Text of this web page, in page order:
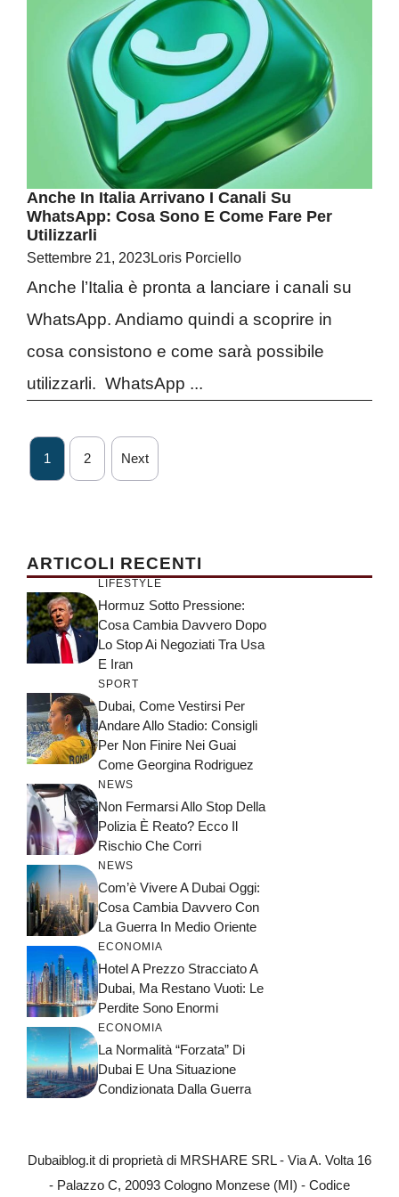
Anche In Italia Arrivano I Canali Su
WhatsApp: Cosa Sono E Come Fare Per
Utilizzarli
Settembre 21, 2023Loris Porciello
Anche l’Italia è pronta a lanciare i canali su
WhatsApp. Andiamo quindi a scoprire in
cosa consistono e come sarà possibile
utilizzarli. WhatsApp ...
1 2 Next
ARTICOLI RECENTI
LIFESTYLE
Hormuz Sotto Pressione:
Cosa Cambia Davvero Dopo
Lo Stop Ai Negoziati Tra Usa
E Iran
SPORT
Dubai, Come Vestirsi Per
Andare Allo Stadio: Consigli
Per Non Finire Nei Guai
Come Georgina Rodriguez
NEWS
Non Fermarsi Allo Stop Della
Polizia È Reato? Ecco Il
Rischio Che Corri
NEWS
Com’è Vivere A Dubai Oggi:
Cosa Cambia Davvero Con
La Guerra In Medio Oriente
ECONOMIA
Hotel A Prezzo Stracciato A
Dubai, Ma Restano Vuoti: Le
Perdite Sono Enormi
ECONOMIA
La Normalità “forzata” Di
Dubai E Una Situazione
Condizionata Dalla Guerra
Dubaiblog.it di proprietà di MRSHARE SRL - Via A. Volta 16
- Palazzo C, 20093 Cologno Monzese (MI) - Codice